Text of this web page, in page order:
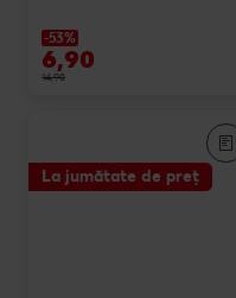
-53%
6,90
14,90
La jumătate de preț